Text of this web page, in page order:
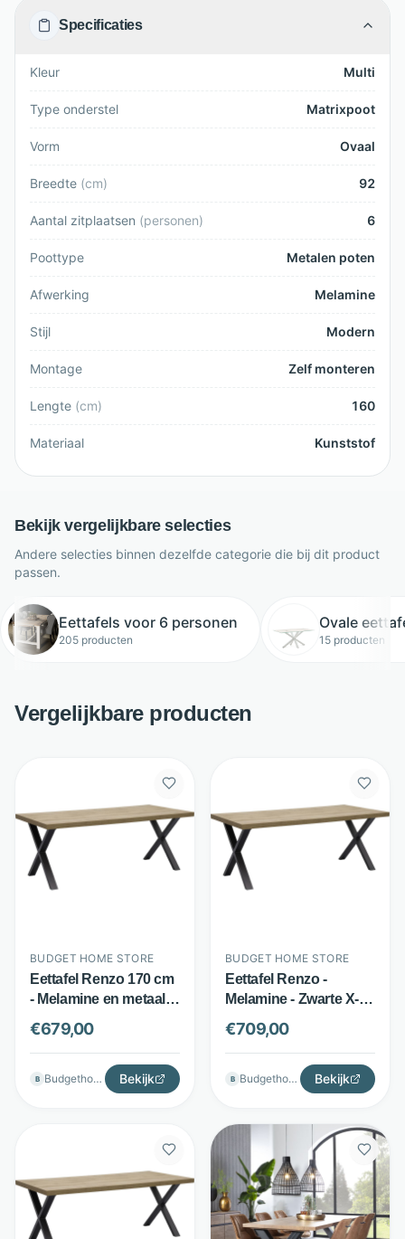
Specificaties
Kleur Multi
Type onderstel Matrixpoot
Vorm Ovaal
Breedte (cm) 92
Aantal zitplaatsen (personen) 6
Poottype Metalen poten
Afwerking Melamine
Stijl Modern
Montage Zelf monteren
Lengte (cm) 160
Materiaal Kunststof
Bekijk vergelijkbare selecties
Andere selecties binnen dezelfde categorie die bij dit product
passen.
Eettafels voor 6 personen
205 producten
Ovale
15 producten
Vergelijkbare producten
BUDGET HOME STORE
Eettafel Renzo 170 cm
- Melamine en metaal -
X-poten - Bruin -
Budget Home Store
€679,00
B Budgethomestore Bekijk
BUDGET HOME STORE
Eettafel Renzo -
Melamine - Zwarte X-
poten - Bruin - Budget
Home Store
€709,00
B Budgethomestore Bekijk